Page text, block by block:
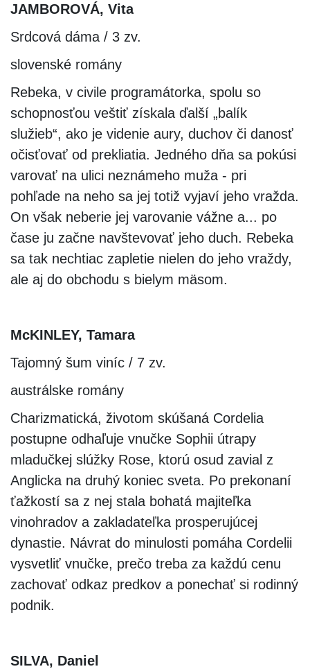
JAMBOROVÁ, Vita
Srdcová dáma / 3 zv.
slovenské romány
Rebeka, v civile programátorka, spolu so
schopnosťou veštiť získala ďalší „balík
služieb“, ako je videnie aury, duchov či danosť
očisťovať od prekliatia. Jedného dňa sa pokúsi
varovať na ulici neznámeho muža - pri
pohľade na neho sa jej totiž vyjaví jeho vražda.
On však neberie jej varovanie vážne a... po
čase ju začne navštevovať jeho duch. Rebeka
sa tak nechtiac zapletie nielen do jeho vraždy,
ale aj do obchodu s bielym mäsom.
McKINLEY, Tamara
Tajomný šum viníc / 7 zv.
austrálske romány
Charizmatická, životom skúšaná Cordelia
postupne odhaľuje vnučke Sophii útrapy
mladučkej slúžky Rose, ktorú osud zavial z
Anglicka na druhý koniec sveta. Po prekonaní
ťažkostí sa z nej stala bohatá majiteľka
vinohradov a zakladateľka prosperujúcej
dynastie. Návrat do minulosti pomáha Cordelii
vysvetliť vnučke, prečo treba za každú cenu
zachovať odkaz predkov a ponechať si rodinný
podnik.
SILVA, Daniel